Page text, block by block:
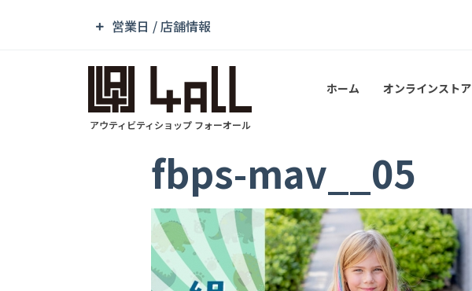
営業日 / 店舗情報
アウティビティショップ フォーオール
ホーム オンラインストア
fbps-mav__05